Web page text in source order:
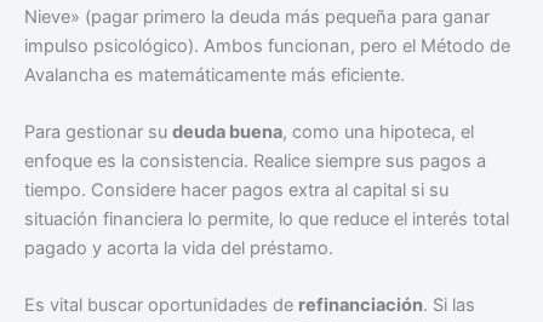
Nieve» (pagar primero la deuda más pequeña para ganar
impulso psicológico). Ambos funcionan, pero el Método de
Avalancha es matemáticamente más eficiente.
Para gestionar su deuda buena, como una hipoteca, el
enfoque es la consistencia. Realice siempre sus pagos a
tiempo. Considere hacer pagos extra al capital si su
situación financiera lo permite, lo que reduce el interés total
pagado y acorta la vida del préstamo.
Es vital buscar oportunidades de refinanciación. Si las